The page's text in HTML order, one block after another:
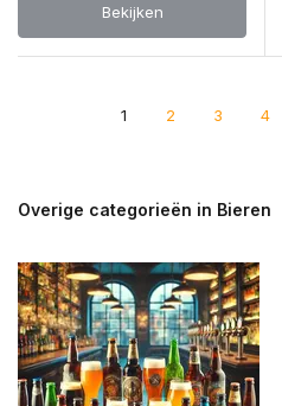
Bekijken
1 2 3 4
Overige categorieën in Bieren